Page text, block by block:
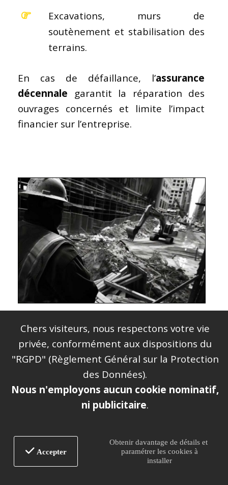
Excavations, murs de
soutènement et stabilisation des
terrains.
En cas de défaillance, l’assurance
décennale garantit la réparation des
ouvrages concernés et limite l’impact
financier sur l’entreprise.
Quels dommages sont pris
en charge par cette
assurance ?
L’assurance décennale
gros œuvre
protège les entreprises de construction
affecter la solidité et l’utilisation des
ouvrages. Cette garantie s’applique
exclusivement aux dommages
Chers visiteurs, nous respectons votre vie
privée, conformément aux dispositions du
"RGPD" (Règlement Général sur la Protection
des Données).
Nous n'employons aucun cookie nominatif,
ni publicitaire.
Accepter
Obtenir davantage de détails et
paramétrer les cookies à
installer